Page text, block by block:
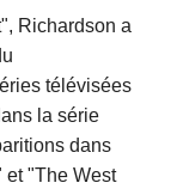
Richardson a
télévisées
la série
dans
et "The West